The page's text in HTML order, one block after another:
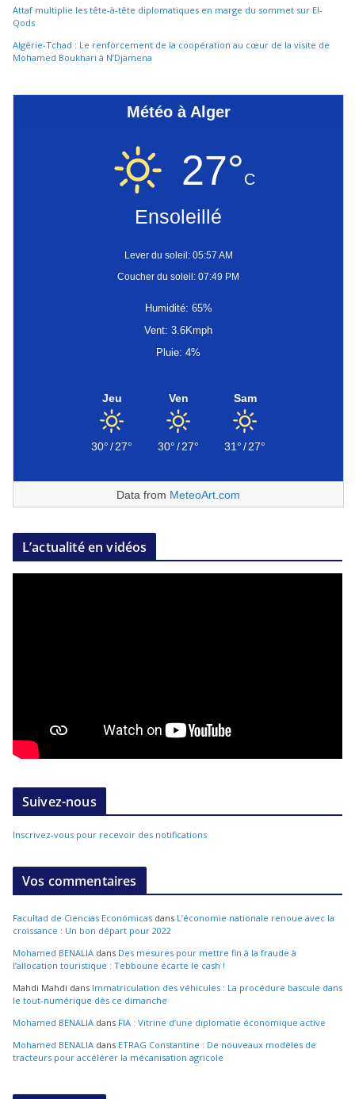
Attaf multiplie les tête-à-tête diplomatiques en marge du sommet sur El-
Qods
Algérie-Tchad : Le renforcement de la coopération au cœur de la visite de
Mohamed Boukhari à N’Djamena
Météo à Alger
27°C
Ensoleillé
Lever du soleil: 05:57 AM
Coucher du soleil: 07:49 PM
Humidité: 65%
Vent: 3.6Kmph
Pluie: 4%
Jeu
30°/27°
Ven
30°/27°
Sam
31°/27°
Data from MeteoArt.com
L’actualité en vidéos
Suivez-nous
Inscrivez-vous pour recevoir des notifications
Vos commentaires
Facultad de Ciencias Económicas dans L’économie nationale renoue avec la
croissance : Un bon départ pour 2022
Mohamed BENALIA dans Des mesures pour mettre fin à la fraude à
l’allocation touristique : Tebboune écarte le cash !
Mahdi Mahdi dans Immatriculation des véhicules : La procédure bascule dans
le tout-numérique dès ce dimanche
Mohamed BENALIA dans FIA : Vitrine d’une diplomatie économique active
Mohamed BENALIA dans ETRAG Constantine : De nouveaux modèles de
tracteurs pour accélérer la mécanisation agricole